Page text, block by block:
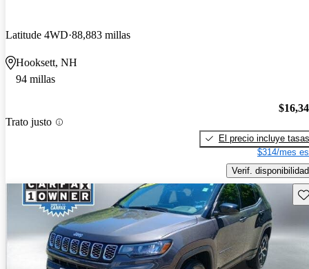
Latitude 4WD 88,883 millas
Hooksett, NH
94 millas
Trato justo
El precio incluye tasas
$314/mes
Verif. disponibilidad